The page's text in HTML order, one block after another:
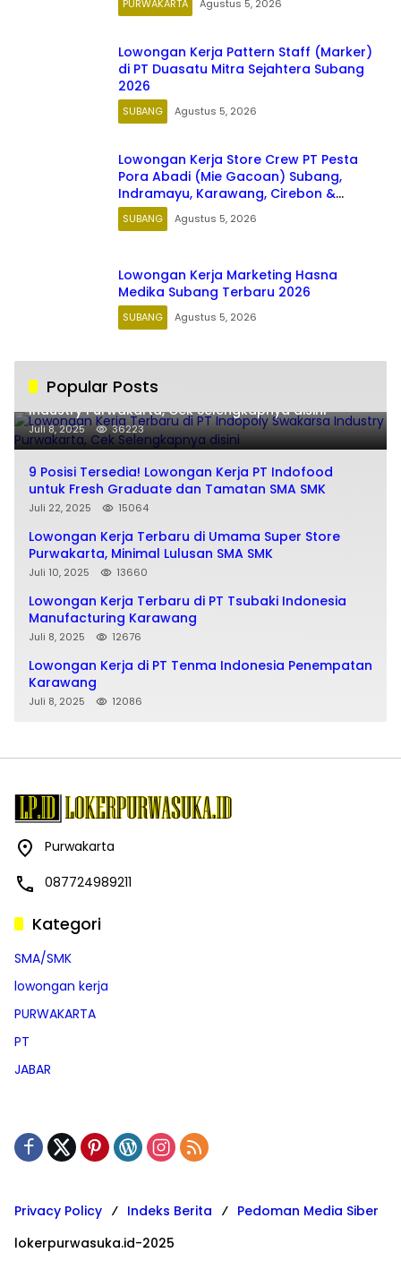
PURWAKARTA Agustus 5, 2026
Lowongan Kerja Pattern Staff (Marker)
di PT Duasatu Mitra Sejahtera Subang
2026
SUBANG Agustus 5, 2026
Lowongan Kerja Store Crew PT Pesta
Pora Abadi (Mie Gacoan) Subang,
Indramayu, Karawang, Cirebon &
Majalengka Jawa Barat 2026
SUBANG Agustus 5, 2026
Lowongan Kerja Marketing Hasna
Medika Subang Terbaru 2026
SUBANG Agustus 5, 2026
Popular Posts
Lowongan Kerja Terbaru di PT Indopoly Swakarsa
Industry Purwakarta, Cek Selengkapnya disini
Juli 8, 2025 36223
9 Posisi Tersedia! Lowongan Kerja PT Indofood
untuk Fresh Graduate dan Tamatan SMA SMK
Juli 22, 2025 15064
Lowongan Kerja Terbaru di Umama Super Store
Purwakarta, Minimal Lulusan SMA SMK
Juli 10, 2025 13660
Lowongan Kerja Terbaru di PT Tsubaki Indonesia
Manufacturing Karawang
Juli 8, 2025 12676
Lowongan Kerja di PT Tenma Indonesia Penempatan
Karawang
Juli 8, 2025 12086
Purwakarta
087724989211
Kategori
SMA/SMK
lowongan kerja
PURWAKARTA
PT
JABAR
Privacy Policy Indeks Berita
Pedoman Media Siber
lokerpurwasuka.id-2025